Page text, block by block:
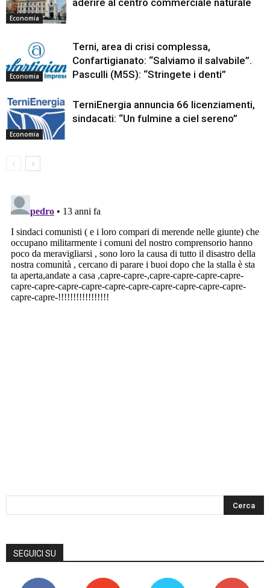
Economia
aderire al centro commerciale naturale
Economia
Terni, area di crisi complessa,
Confartigianato: “Salviamo il salvabile”.
Pasculli (M5S): “Stringete i denti”
Economia
TerniEnergia annuncia 66 licenziamenti,
sindacati: “Un fulmine a ciel sereno”
SEGUICI SU